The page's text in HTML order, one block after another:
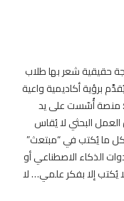
حقيقية شعر بها طلاب
برؤية أكاديمية واعية
منصة أُسّست على يد
البحثي لا يُقاس
ما يُكتب في “مبتعث”
الذكاء الاصطناعي أو
إلا بفكر علمي… لا